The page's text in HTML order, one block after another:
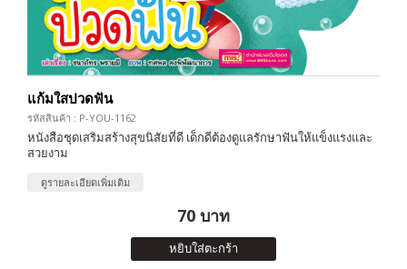
แก้มใสปวดฟัน
รหัสสินค้า : P-YOU-1162
หนังสือชุดเสริมสร้างสุขนิสัยที่ดี เด็กดีต้องดูแลรักษาฟันให้แข็งแรงและ
สวยงาม
ดูรายละเอียดเพิ่มเติม
70 บาท
หยิบใส่ตะกร้า